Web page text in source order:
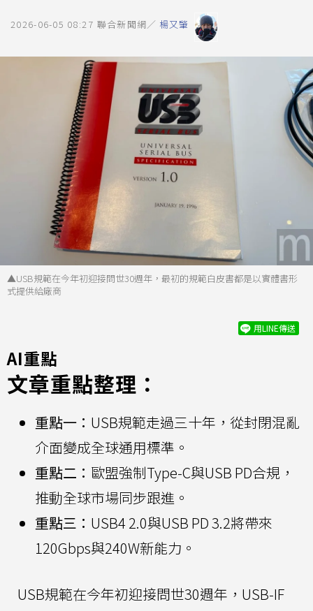
2026-06-05 08:27 聯合新聞網／ 楊又肇
▲USB規範在今年初迎接問世30週年，最初的規範白皮書都是以實體書形
式提供給廠商
用LINE傳送
AI重點
文章重點整理：
重點一： USB規範走過三十年，從封閉混亂
介面變成全球通用標準。
重點二： 歐盟強制Type-C與USB PD合規，
推動全球市場同步跟進。
重點三： USB4 2.0與USB PD 3.2將帶來
120Gbps與240W新能力。
USB規範在今年初迎接問世30週年，USB-IF